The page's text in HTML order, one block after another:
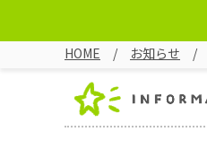
HOME お知らせ